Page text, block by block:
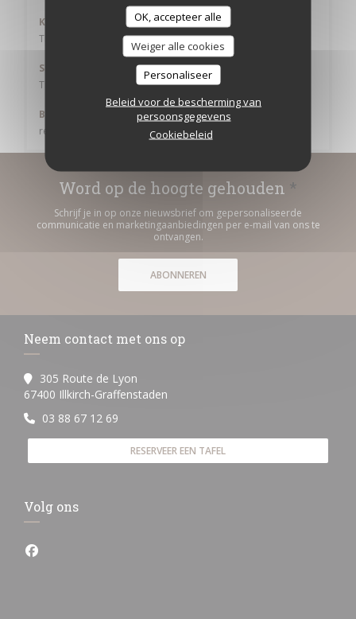
OK, accepteer alle
Weiger alle cookies
Personaliseer
Beleid voor de bescherming van
persoonsgegevens
Cookiebeleid
Keuken
Traditionele keuken
Soort bedrijf
Traditioneel restaurant in de Elzas
Betaalmethoden
restaurant van Titres, Contant geld, Visa, Debetkaart
Word op de hoogte gehouden *
Schrijf je in op onze nieuwsbrief om gepersonaliseerde
communicatie en marketingaanbiedingen per e-mail van ons te
ontvangen.
ABONNEREN
Neem contact met ons op
305 Route de Lyon
67400 Illkirch-Graffenstaden
03 88 67 12 69
RESERVEER EEN TAFEL
Volg ons
Facebook ((opent in een nieuw venster))